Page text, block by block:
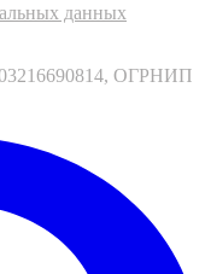
данных
ОГРНИП